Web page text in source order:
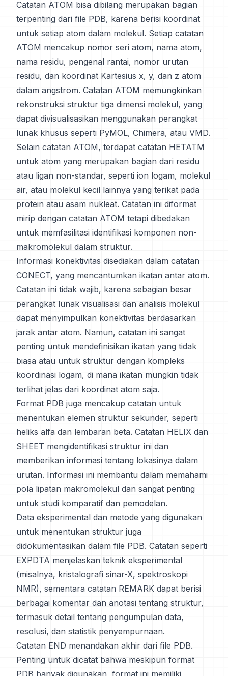
Catatan ATOM bisa dibilang merupakan bagian
terpenting dari file PDB, karena berisi koordinat
untuk setiap atom dalam molekul. Setiap catatan
ATOM mencakup nomor seri atom, nama atom,
nama residu, pengenal rantai, nomor urutan
residu, dan koordinat Kartesius x, y, dan z atom
dalam angstrom. Catatan ATOM memungkinkan
rekonstruksi struktur tiga dimensi molekul, yang
dapat divisualisasikan menggunakan perangkat
lunak khusus seperti PyMOL, Chimera, atau VMD.
Selain catatan ATOM, terdapat catatan HETATM
untuk atom yang merupakan bagian dari residu
atau ligan non-standar, seperti ion logam, molekul
air, atau molekul kecil lainnya yang terikat pada
protein atau asam nukleat. Catatan ini diformat
mirip dengan catatan ATOM tetapi dibedakan
untuk memfasilitasi identifikasi komponen non-
makromolekul dalam struktur.
Informasi konektivitas disediakan dalam catatan
CONECT, yang mencantumkan ikatan antar atom.
Catatan ini tidak wajib, karena sebagian besar
perangkat lunak visualisasi dan analisis molekul
dapat menyimpulkan konektivitas berdasarkan
jarak antar atom. Namun, catatan ini sangat
penting untuk mendefinisikan ikatan yang tidak
biasa atau untuk struktur dengan kompleks
koordinasi logam, di mana ikatan mungkin tidak
terlihat jelas dari koordinat atom saja.
Format PDB juga mencakup catatan untuk
menentukan elemen struktur sekunder, seperti
heliks alfa dan lembaran beta. Catatan HELIX dan
SHEET mengidentifikasi struktur ini dan
memberikan informasi tentang lokasinya dalam
urutan. Informasi ini membantu dalam memahami
pola lipatan makromolekul dan sangat penting
untuk studi komparatif dan pemodelan.
Data eksperimental dan metode yang digunakan
untuk menentukan struktur juga
didokumentasikan dalam file PDB. Catatan seperti
EXPDTA menjelaskan teknik eksperimental
(misalnya, kristalografi sinar-X, spektroskopi
NMR), sementara catatan REMARK dapat berisi
berbagai komentar dan anotasi tentang struktur,
termasuk detail tentang pengumpulan data,
resolusi, dan statistik penyempurnaan.
Catatan END menandakan akhir dari file PDB.
Penting untuk dicatat bahwa meskipun format
PDB banyak digunakan, format ini memiliki